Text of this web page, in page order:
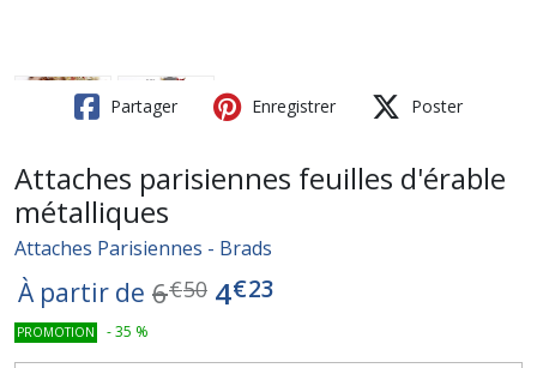
Partager Enregistrer Poster
Attaches parisiennes feuilles d'érable
métalliques
Attaches Parisiennes - Brads
À partir de 6€50 4€23
PROMOTION -35 %